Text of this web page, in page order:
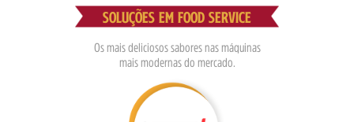
SOLUÇÕES EM FOOD SERVICE
Os mais deliciosos sabores nas máquinas
mais modernas do mercado.